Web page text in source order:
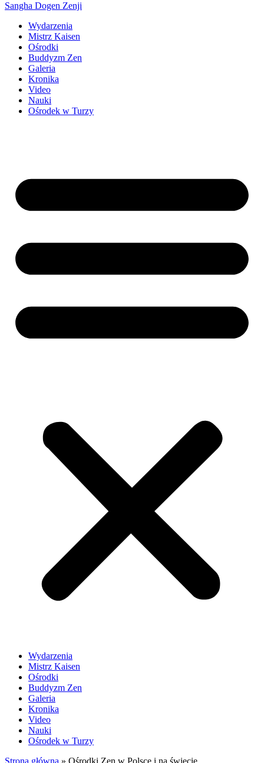
Sangha Dogen Zenji
Wydarzenia
Mistrz Kaisen
Ośrodki
Buddyzm Zen
Galeria
Kronika
Video
Nauki
Ośrodek w Turzy
Wydarzenia
Mistrz Kaisen
Ośrodki
Buddyzm Zen
Galeria
Kronika
Video
Nauki
Ośrodek w Turzy